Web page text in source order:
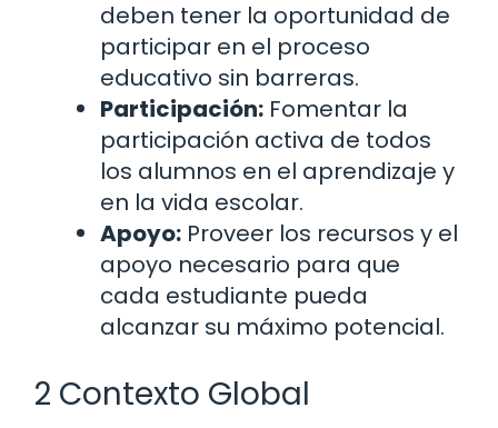
deben tener la oportunidad de
participar en el proceso
educativo sin barreras.
Participación: Fomentar la
participación activa de todos
los alumnos en el aprendizaje y
en la vida escolar.
Apoyo: Proveer los recursos y el
apoyo necesario para que
cada estudiante pueda
alcanzar su máximo potencial.
2 Contexto Global